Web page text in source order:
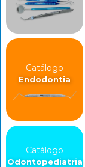
Catálogo
Endodontia
Catálogo
Odontopediatria